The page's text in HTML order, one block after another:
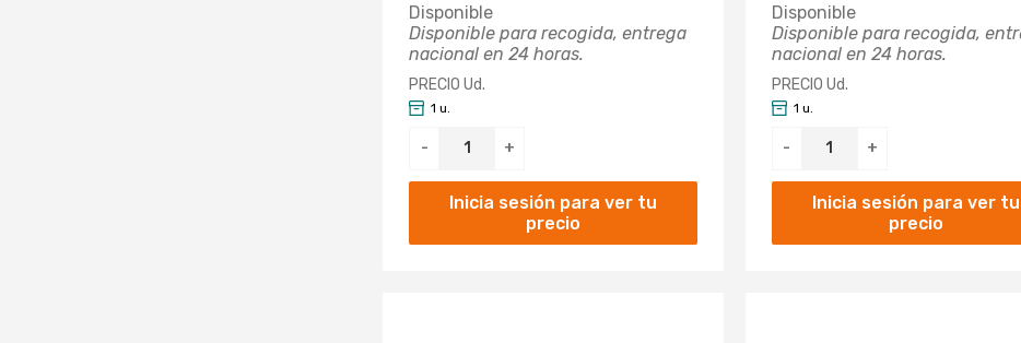
Disponible
Disponible para recogida, entrega
nacional en 24 horas.
PRECIO Ud.
- +
1 u.
Inicia sesión para ver tu
precio
Disponible
Disponible para recogida,
nacional en 24 horas.
PRECIO Ud.
- +
1 u.
Inicia sesión para ver tu
precio